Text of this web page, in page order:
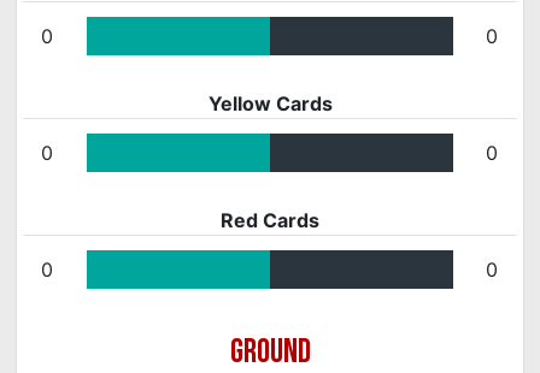
0 0
Yellow Cards
0 0
Red Cards
0 0
GROUND